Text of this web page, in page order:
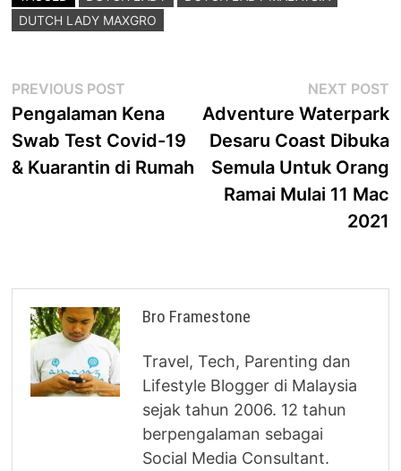
DUTCH LADY MAXGRO
Post
navigation
PREVIOUS POST
post:
Pengalaman Kena
Swab Test Covid-19
& Kuarantin di Rumah
NEXT POST
Adventure Waterpark
Desaru Coast Dibuka
Semula Untuk Orang
Ramai Mulai 11 Mac
2021
Bro Framestone
Travel, Tech, Parenting dan
Lifestyle Blogger di Malaysia
sejak tahun 2006. 12 tahun
berpengalaman sebagai
Social Media Consultant.